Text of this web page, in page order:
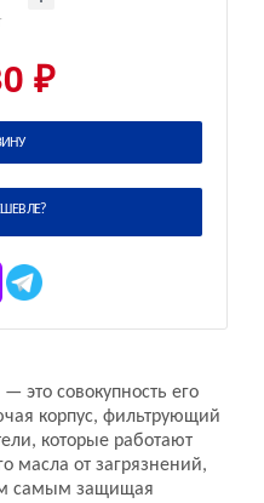
₽
это совокупность его
корпус, фильтрующий
которые работают
масла от загрязнений,
самым защищая